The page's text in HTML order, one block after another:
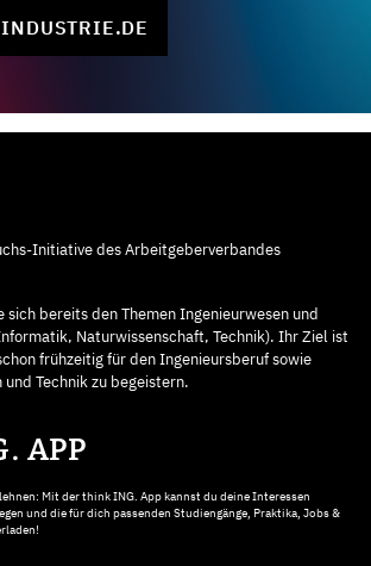
Initiative des Arbeitgeberverbandes
bereits den Themen Ingenieurwesen und
Naturwissenschaft, Technik). Ihr Ziel ist
frühzeitig für den Ingenieursberuf sowie
Technik zu begeistern.
APP
Mit der think ING. App kannst du deine Interessen
und die für dich passenden Studiengänge, Praktika, Jobs &